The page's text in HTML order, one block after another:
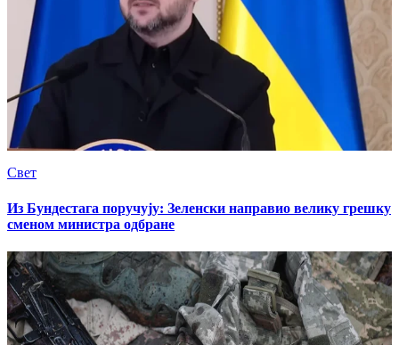
Свет
Из Бундестага поручују: Зеленски направио велику грешку
сменом министра одбране